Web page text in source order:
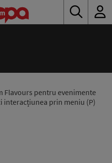
Flavours pentru evenimente
interacțiunea prin meniu (P)